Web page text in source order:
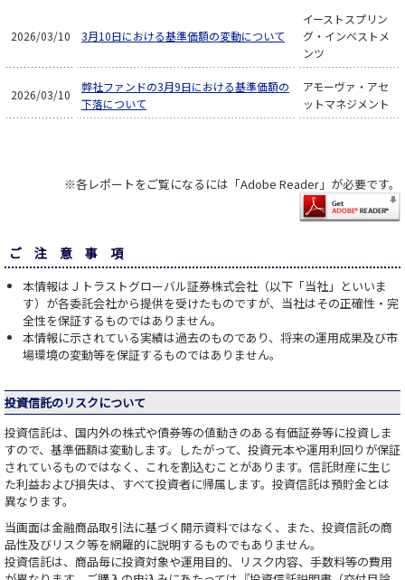
2026/03/10 3月10日における基準価額の変動について
イーストスプリン
グ・インベストメ
ンツ
2026/03/10
弊社ファンドの3月9日における基準価額の
下落について
アモーヴァ・アセ
ットマネジメント
※各レポートをご覧になるには「Adobe Reader」が必要です。
ご 注 意 事 項
本情報はＪトラストグローバル証券株式会社（以下「当社」といいま
す）が各委託会社から提供を受けたものですが、当社はその正確性・完
全性を保証するものではありません。
本情報に示されている実績は過去のものであり、将来の運用成果及び市
場環境の変動等を保証するものではありません。
投資信託のリスクについて
投資信託は、国内外の株式や債券等の値動きのある有価証券等に投資しま
すので、基準価額は変動します。したがって、投資元本や運用利回りが保証
されているものではなく、これを割込むことがあります。信託財産に生じ
た利益および損失は、すべて投資者に帰属します。投資信託は預貯金とは
異なります。
当画面は金融商品取引法に基づく開示資料ではなく、また、投資信託の商
品性及びリスク等を網羅的に説明するものでもありません。
投資信託は、商品毎に投資対象や運用目的、リスク内容、手数料等の費用